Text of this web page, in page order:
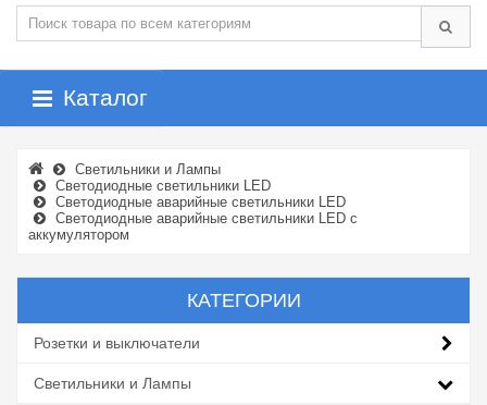
Каталог
Светильники и Лампы
Светодиодные светильники LED
Светодиодные аварийные светильники LED
Светодиодные аварийные светильники LED с
аккумулятором
КАТЕГОРИИ
Розетки и выключатели
Светильники и Лампы